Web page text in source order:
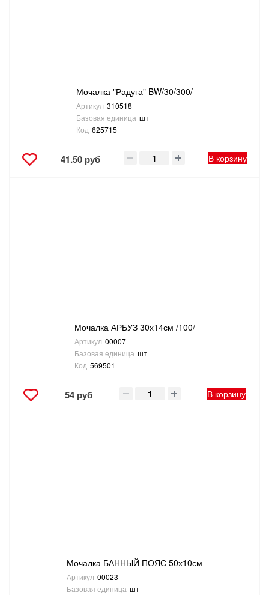
Мочалка "Радуга" BW/30/300/
Артикул 310518
Базовая единица шт
Код 625715
41.50 руб В корзину
Мочалка АРБУЗ 30х14см /100/
Артикул 00007
Базовая единица шт
Код 569501
54 руб В корзину
Мочалка БАННЫЙ ПОЯС 50х10см
Артикул 00023
Базовая единица шт